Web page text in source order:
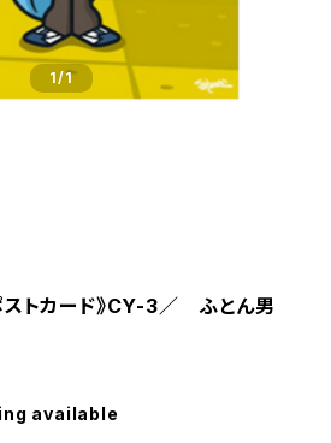
1/1
ストカード》CY-3／ ふとん男
available